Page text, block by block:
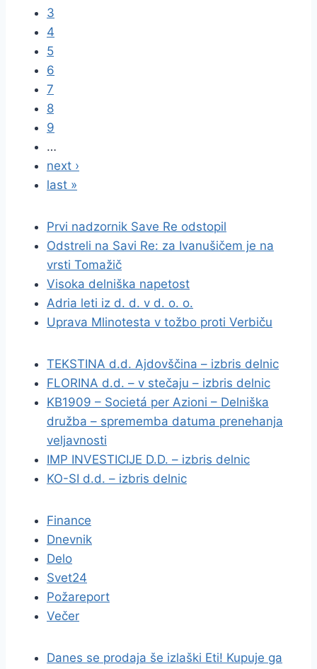
3
4
5
6
7
8
9
…
next ›
last »
Prvi nadzornik Save Re odstopil
Odstreli na Savi Re: za Ivanušičem je na
vrsti Tomažič
Visoka delniška napetost
Adria leti iz d. d. v d. o. o.
Uprava Mlinotesta v tožbo proti Verbiču
TEKSTINA d.d. Ajdovščina – izbris delnic
FLORINA d.d. – v stečaju – izbris delnic
KB1909 – Societá per Azioni – Delniška
družba – sprememba datuma prenehanja
veljavnosti
IMP INVESTICIJE D.D. – izbris delnic
KO-SI d.d. – izbris delnic
Finance
Dnevnik
Delo
Svet24
Požareport
Večer
Danes se prodaja še izlaški Eti! Kupuje ga